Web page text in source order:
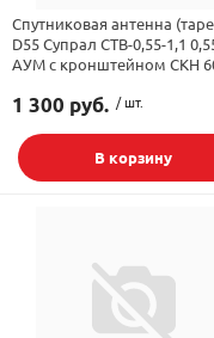
Спутниковая антенна
D55 Супрал СТВ-0,55-1,1
АУМ с кронштейном СКН
1 300 руб. / шт.
В корзину